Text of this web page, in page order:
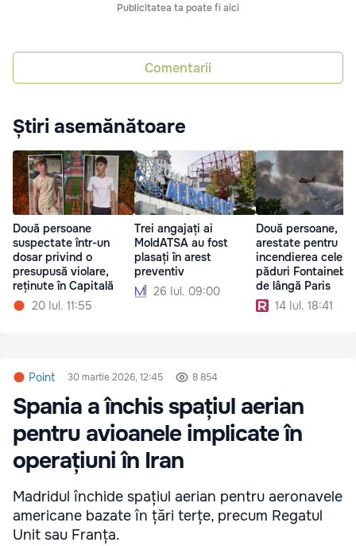
Publicitatea ta poate fi aici
Comentarii
Știri asemănătoare
Două persoane
suspectate într-un
dosar privind o
presupusă violare,
reținute în Capitală
20 Iul. 11:55
Trei angajați ai
MoldATSA au fost
plasați în arest
preventiv
26 Iul. 09:00
Două persoane,
arestate pentru
incendierea
păduri
de lângă Paris
14 Iul. 18:41
Point 30 martie 2026, 12:45 8 854
Spania a închis spațiul aerian
pentru avioanele implicate în
operațiuni în Iran
Madridul închide spațiul aerian pentru aeronavele
americane bazate în țări terțe, precum Regatul
Unit sau Franța.